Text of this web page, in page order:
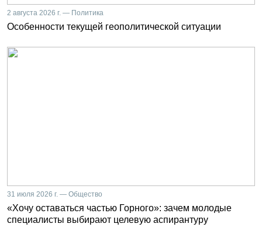
2 августа 2026 г. — Политика
Особенности текущей геополитической ситуации
31 июля 2026 г. — Общество
«Хочу оставаться частью Горного»: зачем молодые
специалисты выбирают целевую аспирантуру